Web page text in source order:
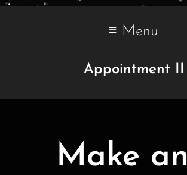
Menu
Appointment II
Make an